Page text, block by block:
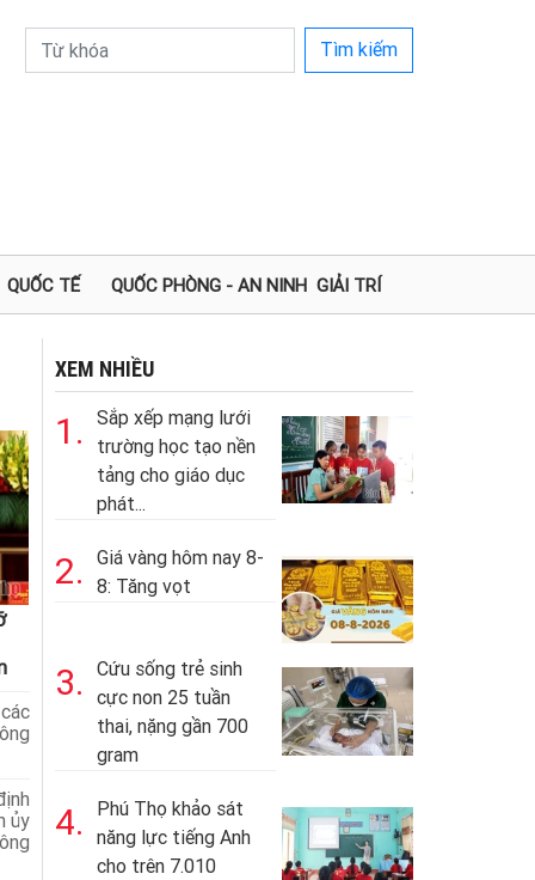
Tìm kiếm
QUỐC TẾ QUỐC PHÒNG - AN NINH GIẢI TRÍ
ủy
XEM NHIỀU
1.
Sắp xếp mạng lưới
trường học tạo nền
tảng cho giáo dục
phát...
2.
Giá vàng hôm nay 8-
8: Tăng vọt
3.
Cứu sống trẻ sinh
cực non 25 tuần
thai, nặng gần 700
gram
4.
Phú Thọ khảo sát
năng lực tiếng Anh
cho trên 7.010